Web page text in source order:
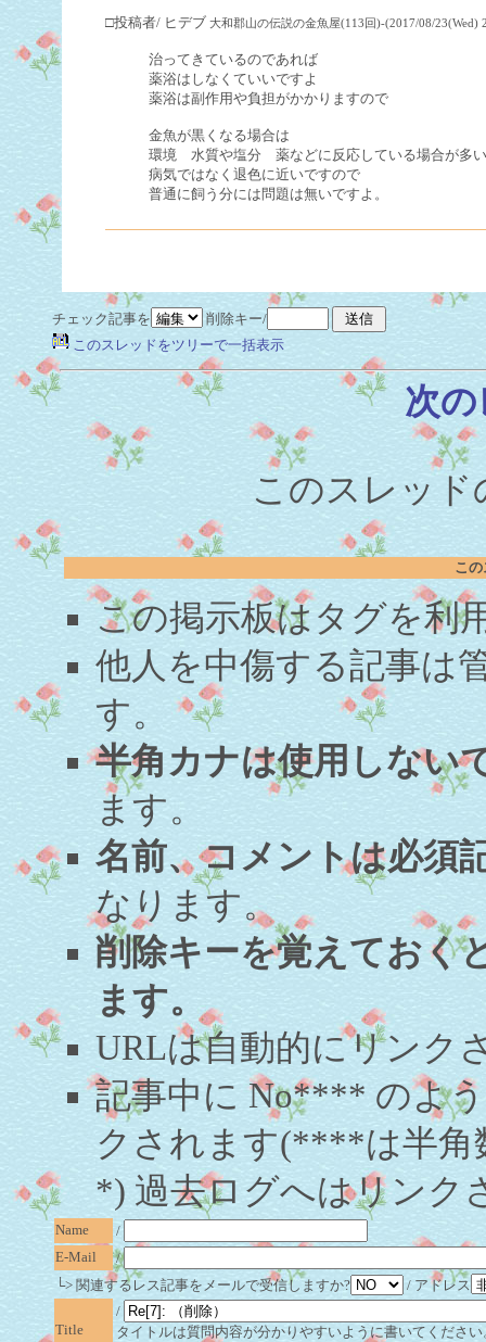
□投稿者/ ヒデブ 大和郡山の伝説の金魚屋(113回)-(2017/08/23(Wed)
治ってきているのであれば
薬浴はしなくていいですよ
薬浴は副作用や負担がかかりますので
金魚が黒くなる場合は
環境 水質や塩分 薬などに反応している場合が多
病気ではなく退色に近いですので
普通に飼う分には問題は無いですよ。
チェック記事を
削除キー/
このスレッドをツリーで一括表示
次の
このスレッド
こ
この掲示板はタグを利
他人を中傷する記事は
す。
半角カナは使用しない
ます。
名前、コメントは必須
なります。
削除キーを覚えておく
ます。
URLは自動的にリンク
記事中に No**** のよ
クされます(****は半角
*) 過去ログへはリンク
Name
/
E-Mail
/
└> 関連するレス記事をメールで受信しますか?
/ アドレス
Title
/
タイトルは質問内容が分かりやすいように書いてください